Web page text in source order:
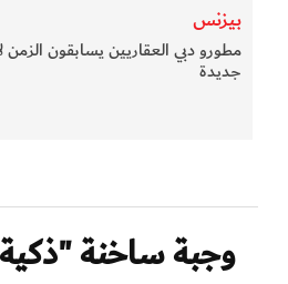
بيزنس
جديدة